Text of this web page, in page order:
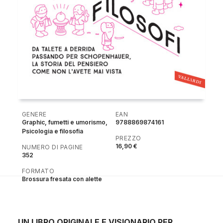
GENERE
Graphic, fumetti e umorismo,
Psicologia e filosofia
NUMERO DI PAGINE
352
FORMATO
Brossura fresata con alette
EAN
9788869874161
PREZZO
16,90 €